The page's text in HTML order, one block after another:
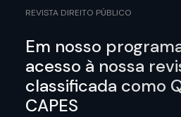
REVISTA DIREITO PÚBLICO
Em nosso
acesso à nossa
classificada como
CAPES